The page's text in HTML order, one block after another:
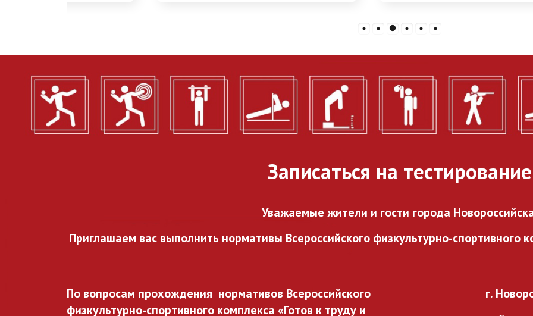
Здесь прошла встреча в
городского проекта
«ГТО в каждый двор».
27.07.2026
Записаться на тестирование
Уважаемые жители и гости города
Приглашаем вас выполнить нормативы Всероссийского физкультурно-спортивного
По вопросам прохождения нормативов Всероссийского
физкультурно-спортивного комплекса «Готов к труду и
г.